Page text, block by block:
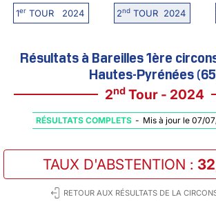
1erTOUR 2024 2ndTOUR 2024
Résultats à Bareilles 1ère
Hautes-Pyrénées
2nd Tour - 2024
RÉSULTATS COMPLETS - Mis à jour le 07/
TAUX D'ABSTENTION :
RETOUR AUX RÉSULTATS DE LA